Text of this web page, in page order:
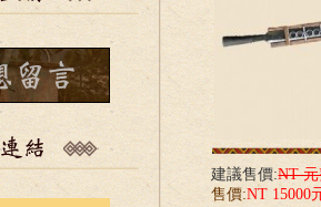
建議售價:NT
售價:NT 15000